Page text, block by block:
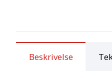
Beskrivelse